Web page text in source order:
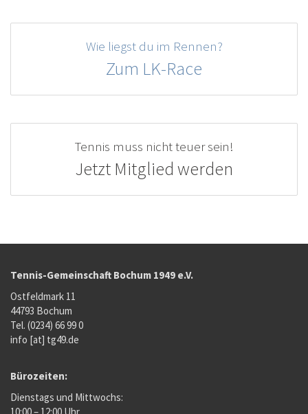
Wie liegst du im Rennen?
Zum LK-Race
Tennis muss nicht teuer sein!
Jetzt Mitglied werden
Tennis-Gemeinschaft Bochum 1949 e.V.
Ostfeldmark 11
44793 Bochum
Tel. (0234) 66 99 0
info [at] tg49.de
Bürozeiten:
Dienstags und Mittwochs: